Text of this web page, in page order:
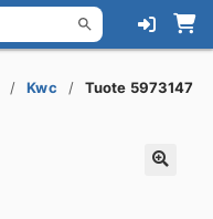
Kwc Tuote 5973147